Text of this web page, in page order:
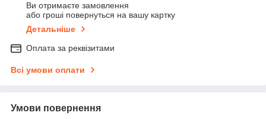
Ви отримаєте замовлення
або гроші повернуться на вашу картку
Детальніше
Оплата за реквізитами
Всі умови оплати
Умови повернення